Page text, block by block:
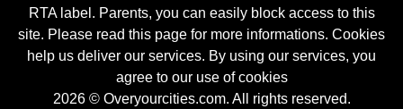
RTA label. Parents, you can easily block access to this
site. Please read this page for more informations. Cookies
help us deliver our services. By using our services, you
agree to our use of cookies
2026 © Overyourcities.com. All rights reserved.